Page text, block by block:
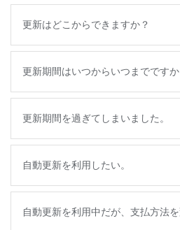
更新はどこからできますか？
更新期間はいつからいつまでですか
更新期間を過ぎてしまいました。
自動更新を利用したい。
自動更新を利用中だが、支払方法を